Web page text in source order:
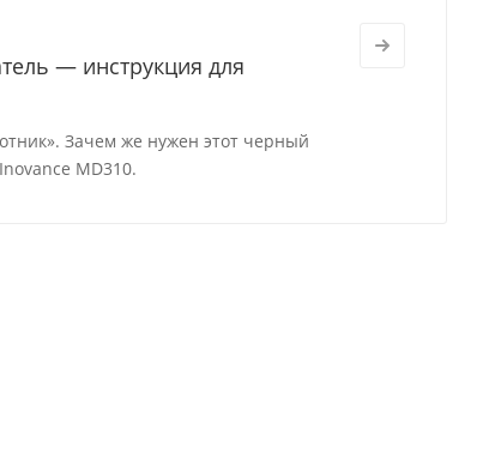
— инструкция для
Зачем же нужен этот черный
MD310.